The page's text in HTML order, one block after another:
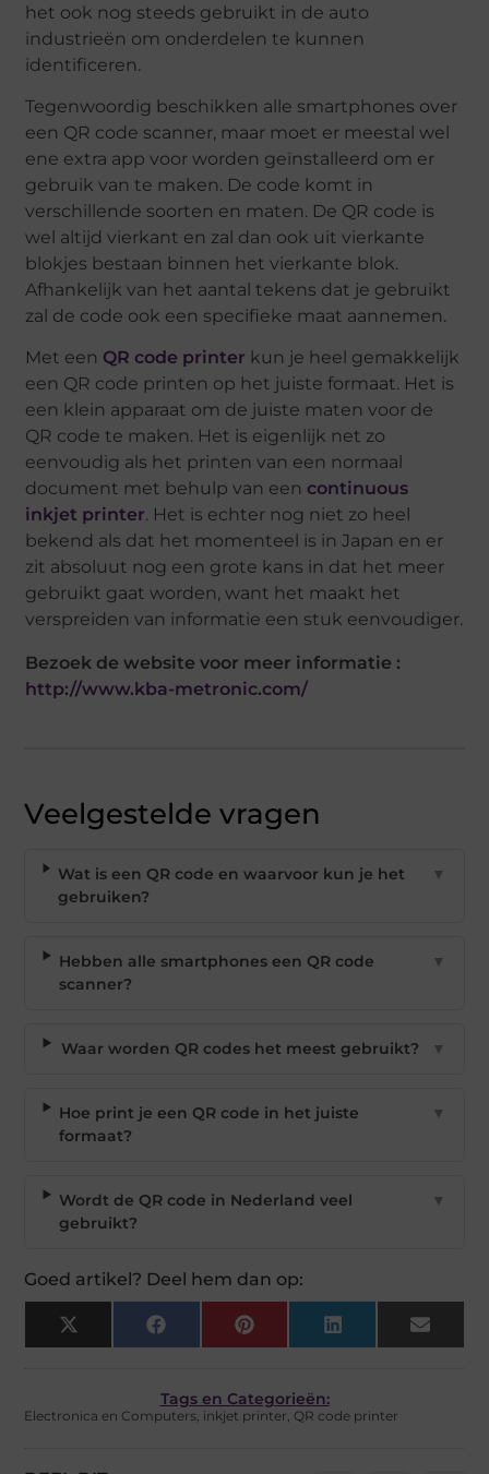
het ook nog steeds gebruikt in de auto
industrieën om onderdelen te kunnen
identificeren.
Tegenwoordig beschikken alle smartphones over
een QR code scanner, maar moet er meestal wel
ene extra app voor worden geïnstalleerd om er
gebruik van te maken. De code komt in
verschillende soorten en maten. De QR code is
wel altijd vierkant en zal dan ook uit vierkante
blokjes bestaan binnen het vierkante blok.
Afhankelijk van het aantal tekens dat je gebruikt
zal de code ook een specifieke maat aannemen.
Met een QR code printer kun je heel gemakkelijk
een QR code printen op het juiste formaat. Het is
een klein apparaat om de juiste maten voor de
QR code te maken. Het is eigenlijk net zo
eenvoudig als het printen van een normaal
document met behulp van eencontinuous
inkjet printer. Het is echter nog niet zo heel
bekend als dat het momenteel is in Japan en er
zit absoluut nog een grote kans in dat het meer
gebruikt gaat worden, want het maakt het
verspreiden van informatie een stuk eenvoudiger.
Bezoek de website voor meer informatie :
http://www.kba-metronic.com/
Veelgestelde vragen
Wat is een QR code en waarvoor kun je het
gebruiken?
▼
Hebben alle smartphones een QR code
scanner?
▼
Waar worden QR codes het meest gebruikt? ▼
Hoe print je een QR code in het juiste
formaat?
▼
Wordt de QR code in Nederland veel
gebruikt?
▼
Goed artikel? Deel hem dan op:
X
(Twitter)
Facebook Pinterest LinkedIn Email
Tags en Categorieën:
Electronica en Computers, inkjet printer, QR code printer